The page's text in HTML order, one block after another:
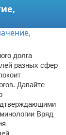
долга
разных сфер
Давайте
Вряд